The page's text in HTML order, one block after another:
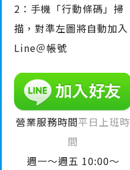
2：手機「行動條碼」掃
描，對準左圖將自動加入
Line＠帳號
營業服務時間平日上班時
間
週一～週五 10:00～